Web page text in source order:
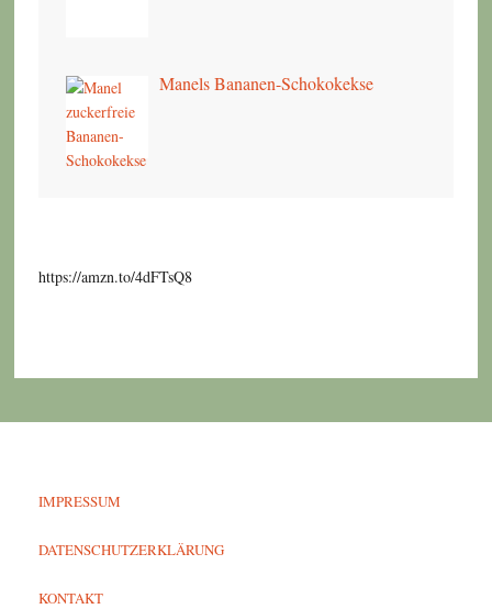
Manels Bananen-Schokokekse
https://amzn.to/4dFTsQ8
IMPRESSUM
DATENSCHUTZERKLÄRUNG
KONTAKT